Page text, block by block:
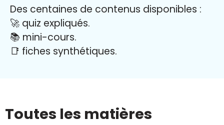
Des centaines de contenus disponibles :
🚀 quiz expliqués.
📚 mini-cours.
📑 fiches synthétiques.
Toutes les matières